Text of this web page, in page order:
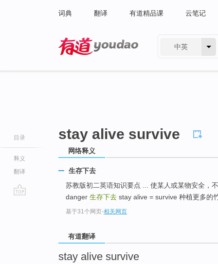
词典 翻译 有道精品课 云笔记
中英
目录
释义
翻译
stay alive survive
网络释义
生存下去
苏教版初二英语知识要点 ... 使某人或某物安全，
danger 生存下去 stay alive = survive 种植更多的
基于31个网页-相关网页
有道翻译
stay alive survive